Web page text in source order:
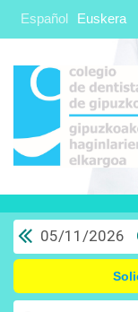
Español Euskera
05/11/2026